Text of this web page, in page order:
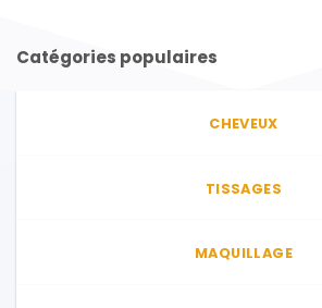
plusieurs
variations.
Catégories populaires
CHEVEUX
TISSAGES
MAQUILLAGE